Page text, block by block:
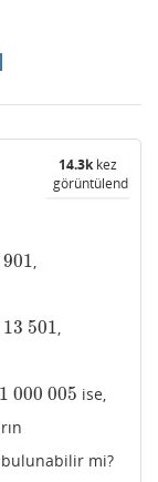
14.3kkez
görüntülendi
901
901 ,
13 501
13501 ,
1 000 005
1 000005 ise,
bulunabilir mi?